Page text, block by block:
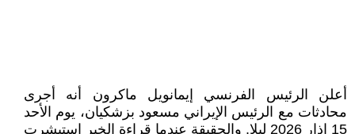
أعلن الرئيس الفرنسي إيمانويل ماكرون أنه أجرى
محادثات مع الرئيس الإيراني مسعود بزشكيان، يوم الأحد
15 اذار 2026 ليلا. والحقيقة عندما قراءة الخبر استبشرت